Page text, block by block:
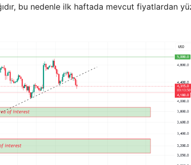
bu nedenle ilk haftada mevcut fiyatlardan